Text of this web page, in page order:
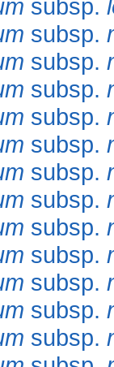
subsp.
subsp.
subsp.
subsp.
subsp.
subsp.
subsp.
subsp.
subsp.
subsp.
subsp.
subsp.
subsp.